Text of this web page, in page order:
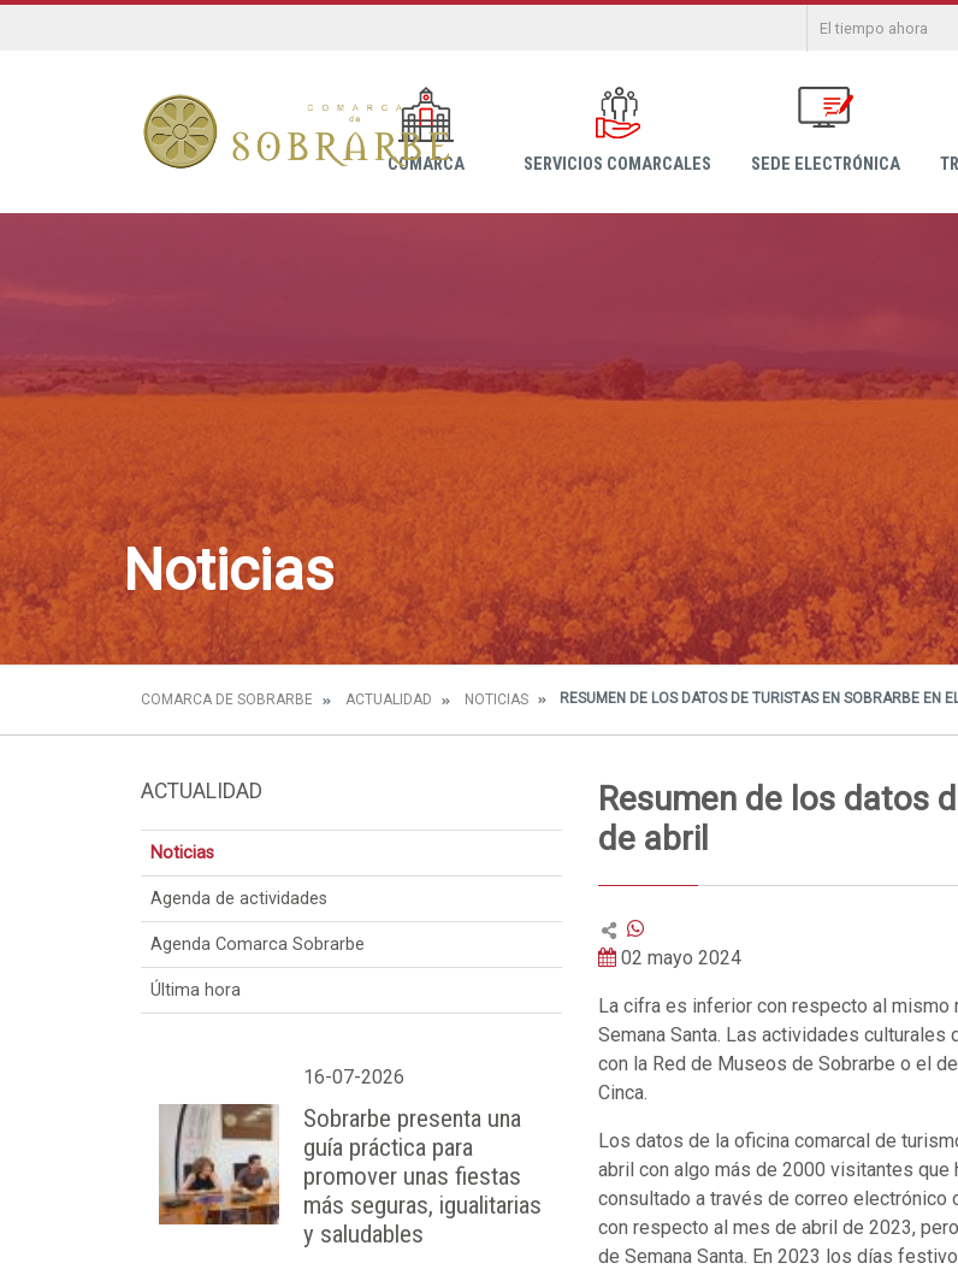
El tiempo ahora
COMARCA SERVICIOS COMARCALES SEDE ELECTRÓNICA
Noticias
COMARCA DE SOBRARBE ACTUALIDAD NOTICIAS RESUMEN DE LOS DATOS DE TURISTAS EN SOBRARBE EN
ACTUALIDAD
Noticias
Agenda de actividades
Agenda Comarca Sobrarbe
Última hora
16-07-2026
Sobrarbe presenta una
guía práctica para
promover unas fiestas
más seguras, igualitarias
y saludables
Resumen de los datos
de abril
02 mayo 2024
La cifra es inferior con respecto al
Semana Santa. Las actividades culturales
con la Red de Museos de Sobrarbe o el
Cinca.
Los datos de la oficina comarcal de
abril con algo más de 2000 visitantes que
consultado a través de correo
con respecto al mes de abril de 2023,
de Semana Santa. En 2023 los días